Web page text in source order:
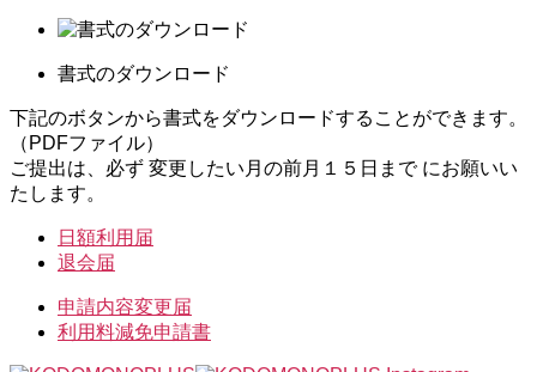
書式のダウンロード
下記のボタンから書式をダウンロードすることができます。
（PDFファイル）
ご提出は、必ず 変更したい月の前月１５日までにお願いい
たします。
日額利用届
退会届
申請内容変更届
利用料減免申請書